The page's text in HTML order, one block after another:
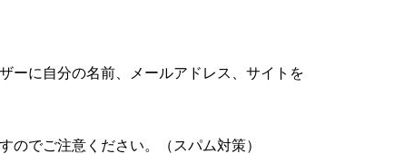
ーに自分の名前、メールアドレス、サイトを
のでご注意ください。（スパム対策）